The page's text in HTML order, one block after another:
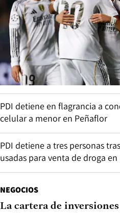
PDI detiene en flagrancia a
celular a menor en Peñaflor
PDI detiene a tres personas
usadas para venta de droga
NEGOCIOS
La cartera de